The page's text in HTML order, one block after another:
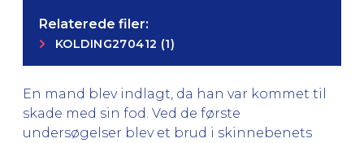
Relaterede filer:
KOLDING270412 (1)
En mand blev indlagt, da han var kommet til
skade med sin fod. Ved de første
undersøgelser blev et brud i skinnebenets